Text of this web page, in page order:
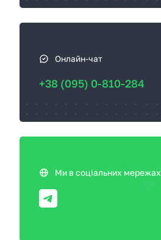
Онлайн-чат
+38 (095) 0-810-284
Ми в соціальних мережах